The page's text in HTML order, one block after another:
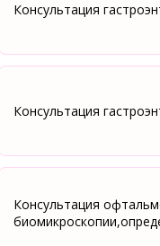
Консультация
Консультация
Консультация